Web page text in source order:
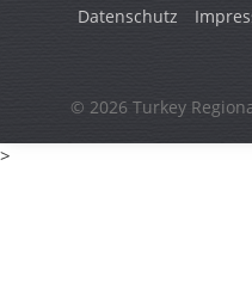
Datenschutz
© 2026 Turkey
>